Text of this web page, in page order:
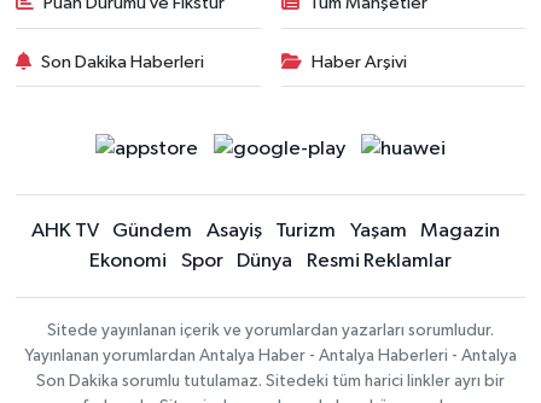
Son Dakika Haberleri Haber Arşivi
AHK TV Gündem Asayiş Turizm Yaşam
Magazin
Ekonomi
Spor Dünya Resmi Reklamlar
Sitede yayınlanan içerik ve yorumlardan yazarları sorumludur.
Yayınlanan yorumlardan Antalya Haber - Antalya Haberleri - Antalya
Son Dakika sorumlu tutulamaz. Sitedeki tüm harici linkler ayrı bir